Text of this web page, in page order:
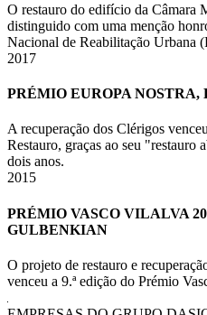
O restauro do edifício da Câmara
distinguido com uma menção
Nacional de Reabilitação Urbana
2017
PRÉMIO EUROPA
A recuperação dos Clérigos
Restauro, graças ao seu "restauro
dois anos.
2015
PRÉMIO VASCO VILALVA
GULBENKIAN
O projeto de restauro e
venceu a 9.ª edição do Prémio